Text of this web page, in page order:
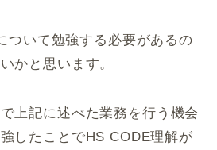
ついて勉強する必要があるの
かと思います。
上記に述べた業務を行う機会
したことでHS CODE理解が